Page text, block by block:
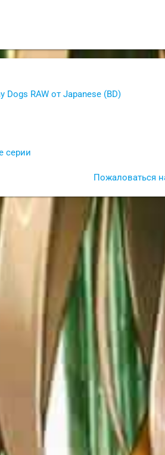
RAW от Japanese (BD)
серии
Пожаловаться